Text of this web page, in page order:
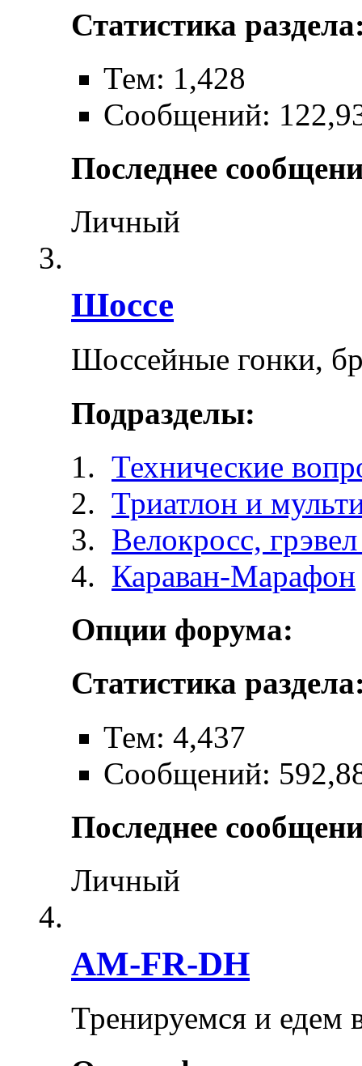
Статистика
Тем: 1,428
Сообщений:
Последнее
Личный
Шоссе
Шоссейные гонки,
Подразделы:
Технические
Триатлон и
Велокросc,
Караван-Марафон
Опции форума:
Статистика
Тем: 4,437
Сообщений:
Последнее
Личный
AM-FR-DH
Тренируемся и едем